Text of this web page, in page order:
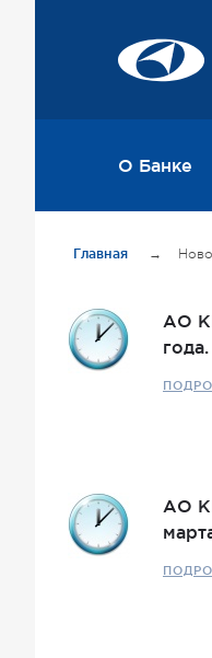
О Банке
Главная →
АО
года.
АО